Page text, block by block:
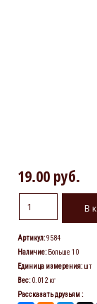
19.00 руб.
Артикул:9584
Наличие: Больше 10
Единица измерения: шт
Вес: 0.012 кг
Рассказать друзьям: